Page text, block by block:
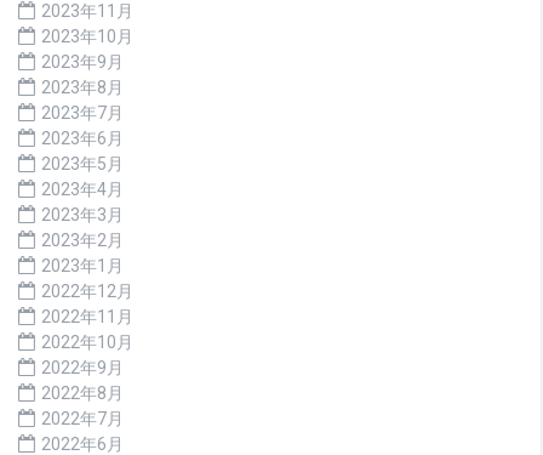
2023年11月
2023年10月
2023年9月
2023年8月
2023年7月
2023年6月
2023年5月
2023年4月
2023年3月
2023年2月
2023年1月
2022年12月
2022年11月
2022年10月
2022年9月
2022年8月
2022年7月
2022年6月